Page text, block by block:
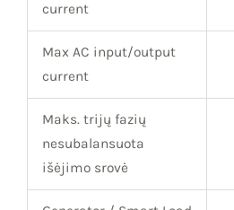
current
Max AC input/output
current
Maks. trijų fazių
nesubalansuota
išėjimo srovė